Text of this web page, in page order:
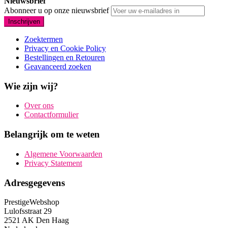
Abonneer u op onze nieuwsbrief
Inschrijven
Zoektermen
Privacy en Cookie Policy
Bestellingen en Retouren
Geavanceerd zoeken
Wie zijn wij?
Over ons
Contactformulier
Belangrijk om te weten
Algemene Voorwaarden
Privacy Statement
Adresgegevens
PrestigeWebshop
Lulofsstraat 29
2521 AK Den Haag